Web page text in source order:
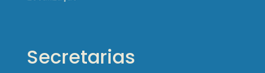
Secretarias